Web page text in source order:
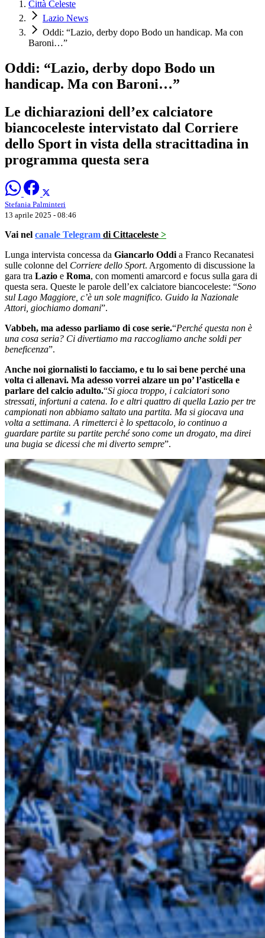
Città Celeste
Lazio News
Oddi: “Lazio, derby dopo Bodo un handicap. Ma con
Baroni…”
Oddi: “Lazio, derby dopo Bodo un
handicap. Ma con Baroni…”
Le dichiarazioni dell’ex calciatore
biancoceleste intervistato dal Corriere
dello Sport in vista della stracittadina in
programma questa sera
Stefania Palminteri
13 aprile 2025 - 08:46
Vai nel canale Telegram di Cittaceleste >
Lunga intervista concessa da Giancarlo Oddi a Franco Recanatesi
sulle colonne del Corriere dello Sport. Argomento di discussione la
gara tra Lazio e Roma, con momenti amarcord e focus sulla gara di
questa sera. Queste le parole dell’ex calciatore biancoceleste: “Sono
sul Lago Maggiore, c’è un sole magnifico. Guido la Nazionale
Attori, giochiamo domani”.
Vabbeh, ma adesso parliamo di cose serie.“Perché questa non è
una cosa seria? Ci divertiamo ma raccogliamo anche soldi per
beneficenza”.
Anche noi giornalisti lo facciamo, e tu lo sai bene perché una
volta ci allenavi. Ma adesso vorrei alzare un po’ l’asticella e
parlare del calcio adulto.“Si gioca troppo, i calciatori sono
stressati, infortuni a catena. Io e altri quattro di quella Lazio per tre
campionati non abbiamo saltato una partita. Ma si giocava una
volta a settimana. A rimetterci è lo spettacolo, io continuo a
guardare partite su partite perché sono come un drogato, ma direi
una bugia se dicessi che mi diverto sempre”.